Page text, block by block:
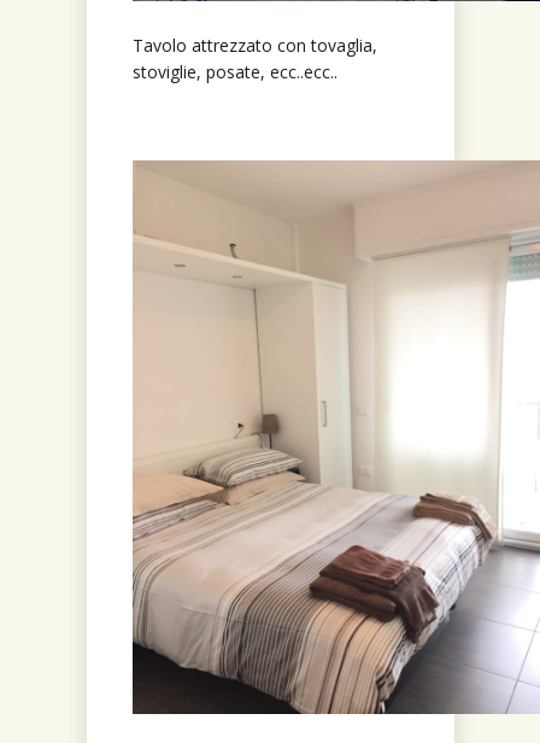
Tavolo attrezzato con tovaglia,
stoviglie, posate, ecc..ecc..